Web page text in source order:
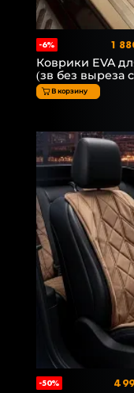
-6% 1
Коврики EVA
(зв без выреза
В корзину
-50% 4